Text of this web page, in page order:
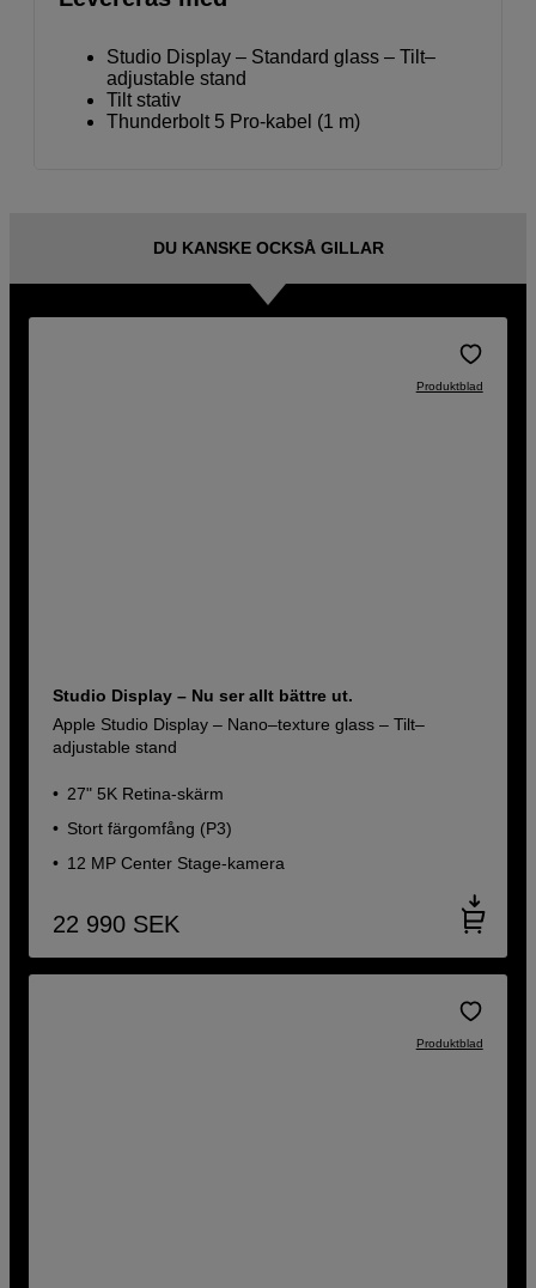
Studio Display – Standard glass – Tilt–
adjustable stand
Tilt stativ
Thunder­bolt 5 Pro-kabel (1 m)
DU KANSKE OCKSÅ GILLAR
Produktblad
Studio Display – Nu ser allt bättre ut.
Apple Studio Display – Nano–texture glass – Tilt–
adjustable stand
27" 5K Retina-skärm
Stort färg­omfång (P3)
12 MP Center Stage-kamera
22 990 SEK
Produktblad